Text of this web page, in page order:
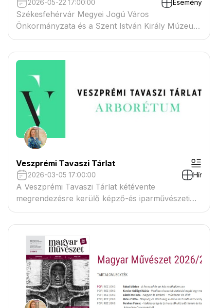
2026-05-22 17:00:00 Esemény
Székesfehérvár Megyei Jogú Város
Önkormányzata és a Szent István Király Múzeum
közös szervezése.
Veszprémi Tavaszi Tárlat
2026-03-05 17:00:00 Hír
A Veszprémi Tavaszi Tárlat kétévente
megrendezésre kerülő képző-és iparművészeti
kiállítássorozat.